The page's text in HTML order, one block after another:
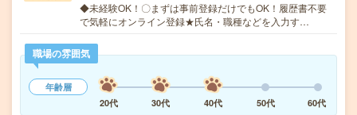
◆未経験OK！〇まずは事前登録だけでもOK！履歴書不要
で気軽にオンライン登録★氏名・職種などを入力す…
職場の雰囲気
年齢層
20代
30代 40代 50代 60代